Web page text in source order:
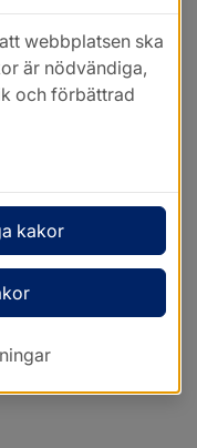
webbplatsen ska
är nödvändiga,
och förbättrad
kakor